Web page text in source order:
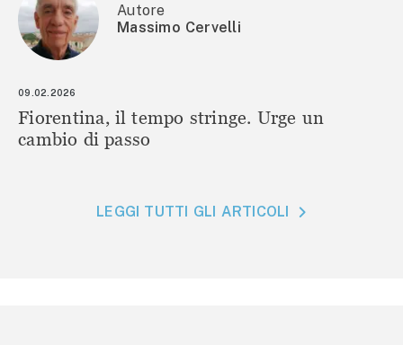
Autore
Massimo Cervelli
09.02.2026
Fiorentina, il tempo stringe. Urge un
cambio di passo
LEGGI TUTTI GLI ARTICOLI